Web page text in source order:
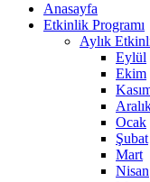
Anasayfa
Etkinlik Programı
Aylık
Eylül
Ekim
Ocak
Şubat
Mart
Nisan